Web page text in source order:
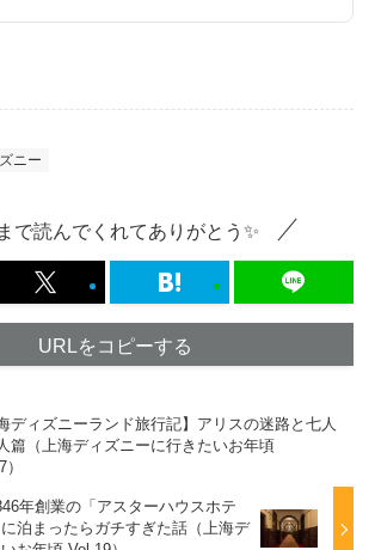
ニー
で読んでくれてありがとう✨
URLをコピーする
海ディズニーランド旅行記】アリスの迷路と七人
篇（上海ディズニーに行きたいお年頃
年創業の「アスターハウスホテ
泊まったらガチすぎた話（上海デ